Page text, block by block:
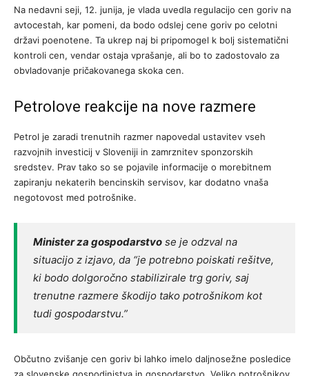
Na nedavni seji, 12. junija, je vlada uvedla regulacijo cen goriv na
avtocestah, kar pomeni, da bodo odslej cene goriv po celotni
državi poenotene. Ta ukrep naj bi pripomogel k bolj sistematični
kontroli cen, vendar ostaja vprašanje, ali bo to zadostovalo za
obvladovanje pričakovanega skoka cen.
Petrolove reakcije na nove razmere
Petrol je zaradi trenutnih razmer napovedal ustavitev vseh
razvojnih investicij v Sloveniji in zamrznitev sponzorskih
sredstev. Prav tako so se pojavile informacije o morebitnem
zapiranju nekaterih bencinskih servisov, kar dodatno vnaša
negotovost med potrošnike.
Minister za gospodarstvo se je odzval na
situacijo z izjavo, da “je potrebno poiskati rešitve,
ki bodo dolgoročno stabilizirale trg goriv, saj
trenutne razmere škodijo tako potrošnikom kot
tudi gospodarstvu.”
Občutno zvišanje cen goriv bi lahko imelo daljnosežne posledice